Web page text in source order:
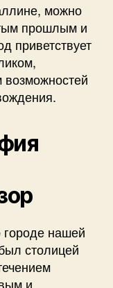
можно
прошлым и
приветствует
возможностей
нашей
столицей
и